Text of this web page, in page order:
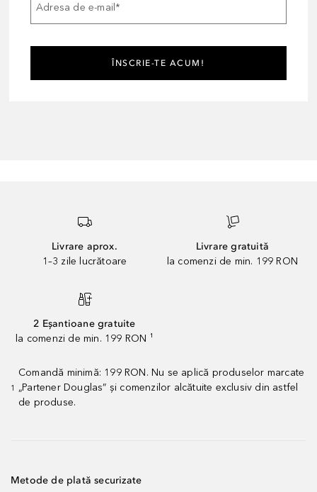
Adresa de e-mail *
ÎNSCRIE-TE ACUM!
Livrare aprox.
1–3 zile lucrătoare
Livrare gratuită
la comenzi de min. 199 RON
2 Eșantioane gratuite
la comenzi de min. 199 RON ¹
1
Comandă minimă: 199 RON. Nu se aplică produselor marcate
„Partener Douglas” și comenzilor alcătuite exclusiv din astfel
de produse.
Metode de plată securizate